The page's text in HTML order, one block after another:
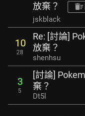
放棄？
jskblack
10
28
Re: [討論]
放棄？
shenhsu
3
5
[討論]
棄？
Dt5l